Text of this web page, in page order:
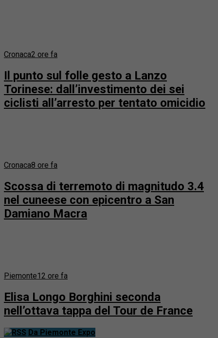
Cronaca2 ore fa
Il punto sul folle gesto a Lanzo
Torinese: dall’investimento dei sei
ciclisti all’arresto per tentato omicidio
Cronaca8 ore fa
Scossa di terremoto di magnitudo 3.4
nel cuneese con epicentro a San
Damiano Macra
Piemonte12 ore fa
Elisa Longo Borghini seconda
nell’ottava tappa del Tour de France
Da Piemonte Expo